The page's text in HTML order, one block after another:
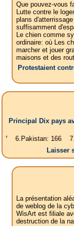
Que pouvez-vous
Lutte contre le
plans
suffisamment
Le chien comme
ordinaire: où Les
marcher et jouer
maisons et des
Protestaient
Principal Dix pays
166
Laisser
La présentation
de weblog de la
WisArt est filiale
destruction de la